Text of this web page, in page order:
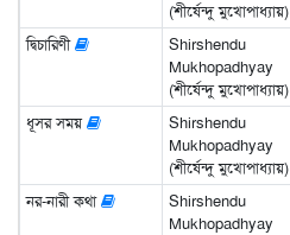
(শীর্ষেন্দু মুখোপাধ্যায়)
দ্বিচারিণী
Shirshendu
Mukhopadhyay
(শীর্ষেন্দু মুখোপাধ্যায়)
ধূসর সময়
Shirshendu
Mukhopadhyay
(শীর্ষেন্দু মুখোপাধ্যায়)
নর-নারী কথা
Shirshendu
Mukhopadhyay